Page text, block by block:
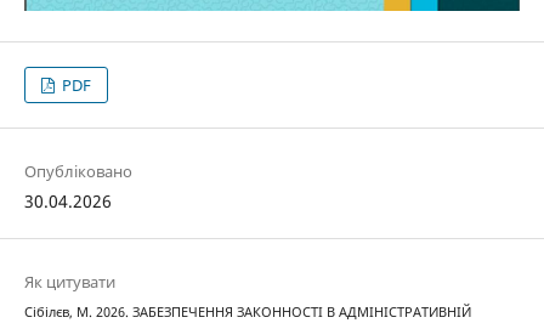
PDF
Опубліковано
30.04.2026
Як цитувати
Сібілєв, М. 2026. ЗАБЕЗПЕЧЕННЯ ЗАКОННОСТІ В АДМІНІСТРАТИВНІЙ